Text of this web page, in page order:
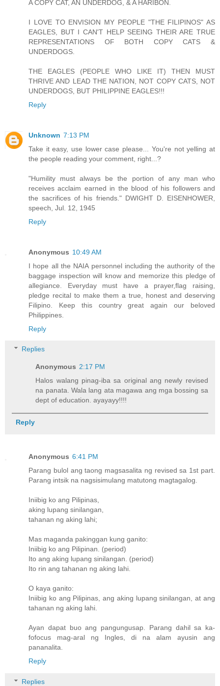
A COPY CAT, AN UNDERDOG, & A HARIBON.
I LOVE TO ENVISION MY PEOPLE "THE FILIPINOS" AS
EAGLES, BUT I CAN'T HELP SEEING THEIR ARE TRUE
REPRESENTATIONS OF BOTH COPY CATS &
UNDERDOGS.
THE EAGLES (PEOPLE WHO LIKE IT) THEN MUST
THRIVE AND LEAD THE NATION, NOT COPY CATS, NOT
UNDERDOGS, BUT PHILIPPINE EAGLES!!!
Reply
Unknown 7:13 PM
Take it easy, use lower case please... You're not yelling at
the people reading your comment, right...?
"Humility must always be the portion of any man who
receives acclaim earned in the blood of his followers and
the sacrifices of his friends." DWIGHT D. EISENHOWER,
speech, Jul. 12, 1945
Reply
Anonymous 10:49 AM
I hope all the NAIA personnel including the authority of the
baggage inspection will know and memorize this pledge of
allegiance. Everyday must have a prayer,flag raising,
pledge recital to make them a true, honest and deserving
Filipino. Keep this country great again our beloved
Philippines.
Reply
Replies
Anonymous 2:17 PM
Halos walang pinag-iba sa original ang newly revised
na panata. Wala lang ata magawa ang mga bossing sa
dept of education. ayayayy!!!!
Reply
Anonymous 6:41 PM
Parang bulol ang taong magsasalita ng revised sa 1st part.
Parang intsik na nagsisimulang matutong magtagalog.
Iniibig ko ang Pilipinas,
aking lupang sinilangan,
tahanan ng aking lahi;
Mas maganda pakinggan kung ganito:
Iniibig ko ang Pilipinan. (period)
Ito ang aking lupang sinilangan. (period)
Ito rin ang tahanan ng aking lahi.
O kaya ganito:
Iniibig ko ang Pilipinas, ang aking lupang sinilangan, at ang
tahanan ng aking lahi.
Ayan dapat buo ang pangungusap. Parang dahil sa ka-
fofocus mag-aral ng Ingles, di na alam ayusin ang
pananalita.
Reply
Replies